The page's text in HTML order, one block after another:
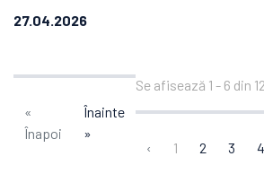
27.04.2026
«
Înapoi
Înainte
»
Se afisează 1 - 6 din
‹ 1 2 3 4